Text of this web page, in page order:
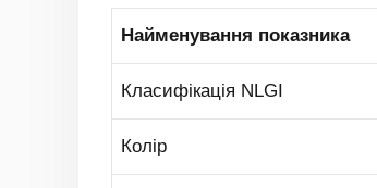
Найменування показника
Класифікація NLGI
Колір